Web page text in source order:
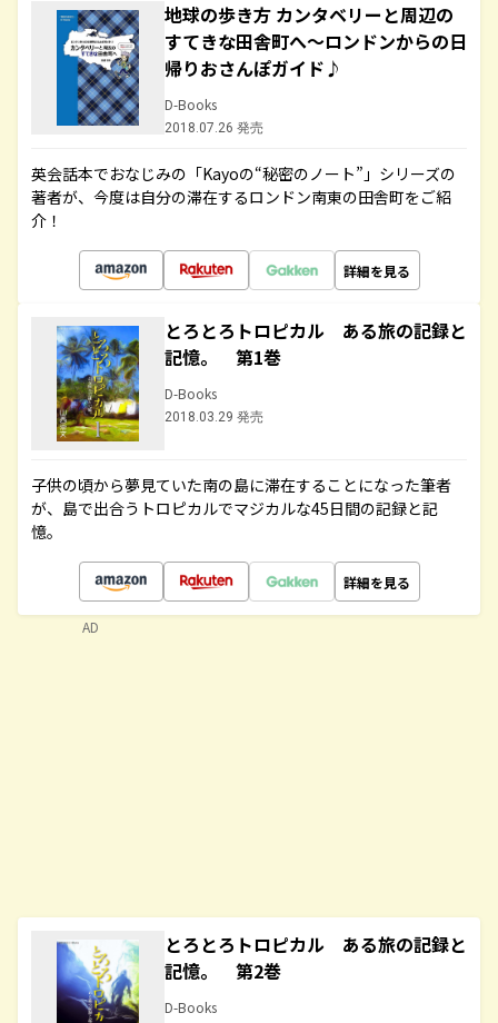
地球の歩き方 カンタベリーと周辺の
すてきな田舎町へ～ロンドンからの日
帰りおさんぽガイド♪
D-Books
2018.07.26 発売
英会話本でおなじみの「Kayoの“秘密のノート”」シリーズの
著者が、今度は自分の滞在するロンドン南東の田舎町をご紹
介！
詳細を見る
とろとろトロピカル ある旅の記録と
記憶。 第1巻
D-Books
2018.03.29 発売
子供の頃から夢見ていた南の島に滞在することになった筆者
が、島で出合うトロピカルでマジカルな45日間の記録と記
憶。
詳細を見る
とろとろトロピカル ある旅の記録と
記憶。 第2巻
D-Books
AD